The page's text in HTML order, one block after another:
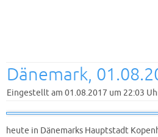
Dänemark,
Eingestellt am 01.08.2017 um 22:03
heute in Dänemarks Hauptstadt